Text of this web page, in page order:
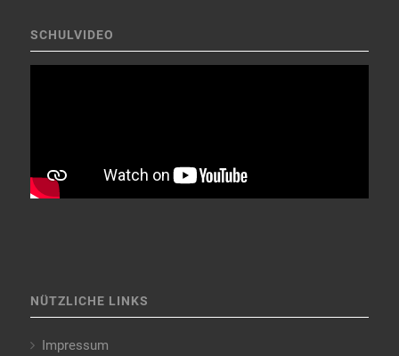
SCHULVIDEO
NÜTZLICHE LINKS
Impressum